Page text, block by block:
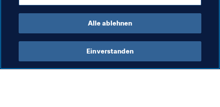
New Zealand
Alle ablehnen
Einverstanden